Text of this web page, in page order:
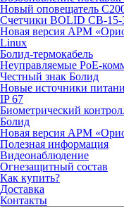
Новый оповещатель
Счетчики BOLID СВ-15-
Новая версия АРМ
Linux
Болид-термокабель
Неуправляемые PoE-
Честный знак Болид
Новые источники
IP 67
Биометрический
Болид
Новая версия АРМ
Полезная информация
Видеонаблюдение
Огнезащитный состав
Как купить?
Доставка
Контакты